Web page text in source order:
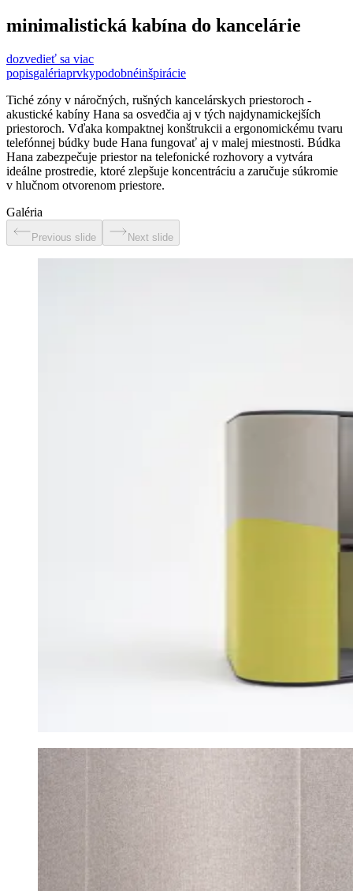
minimalistická kabína do kancelárie
dozvedieť sa viac
popisgalériaprvkypodobnéinšpirácie
Tiché zóny v náročných, rušných kancelárskych priestoroch -
akustické kabíny Hana sa osvedčia aj v tých najdynamickejších
priestoroch. Vďaka kompaktnej konštrukcii a ergonomickému tvaru
telefónnej búdky bude Hana fungovať aj v malej miestnosti. Búdka
Hana zabezpečuje priestor na telefonické rozhovory a vytvára
ideálne prostredie, ktoré zlepšuje koncentráciu a zaručuje súkromie
v hlučnom otvorenom priestore.
Galéria
Previous slide Next slide